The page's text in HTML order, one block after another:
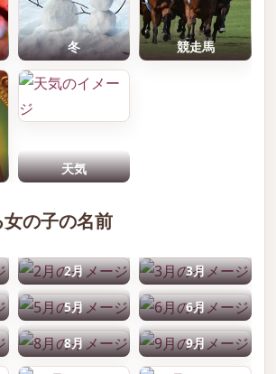
冬 競走馬
天気
の子の名前
2月 3月
5月 6月
8月 9月